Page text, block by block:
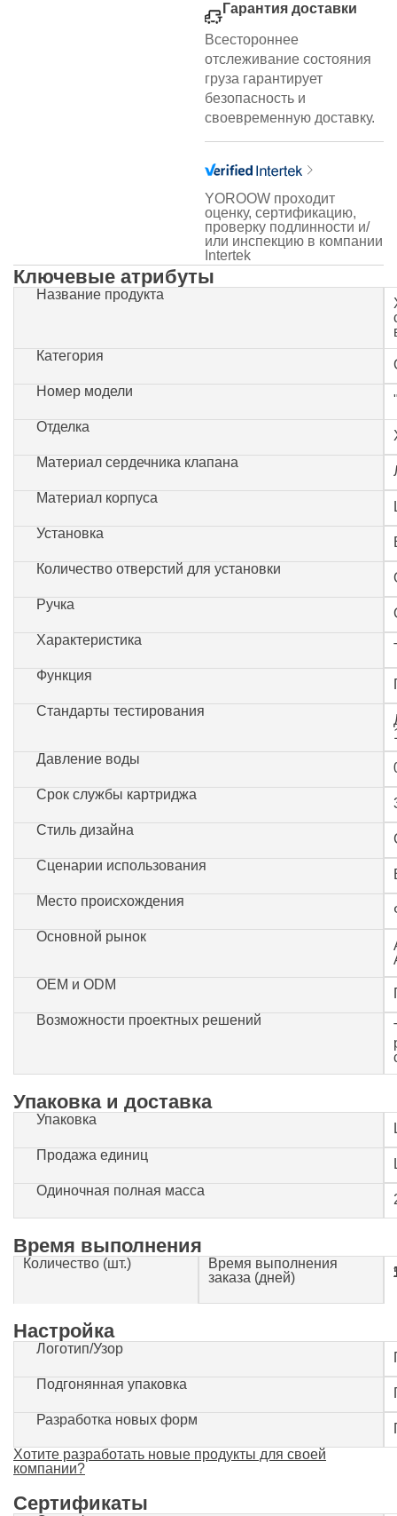
Гарантия доставки
Всестороннее
отслеживание состояния
груза гарантирует
безопасность и
своевременную доставку.
YOROOW проходит
оценку, сертификацию,
проверку подлинности и/
или инспекцию в компании
Intertek
Ключевые атрибуты
Название продукта
Категория
Номер модели
Отделка
Материал сердечника клапана
Материал корпуса
Установка
Количество отверстий для установки
Ручка
Характеристика
Функция
Стандарты тестирования
Давление воды
Срок службы картриджа
Стиль дизайна
Сценарии использования
Место происхождения
Основной рынок
OEM и ODM
Возможности проектных решений
Упаковка и доставка
Упаковка
Продажа единиц
Одиночная полная масса
Время выполнения
Количество (шт.)
1-500
Время выполнения
заказа (дней)
Настройка
Логотип/Узор
Подгонянная упаковка
Разработка новых форм
Хотите разработать новые продукты для своей
компании?
Сертификаты